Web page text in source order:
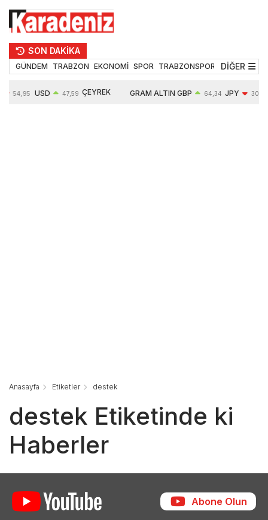
SON DAKİKA
GÜNDEM TRABZON EKONOMİ SPOR TRABZONSPOR TEKNOLOJİ
DİĞER
54,95 USD 47,59 ÇEYREK GRAM ALTIN GBP 64,34 JPY 30,18
Anasayfa Etiketler destek
destek Etiketinde ki
Haberler
Abone Olun